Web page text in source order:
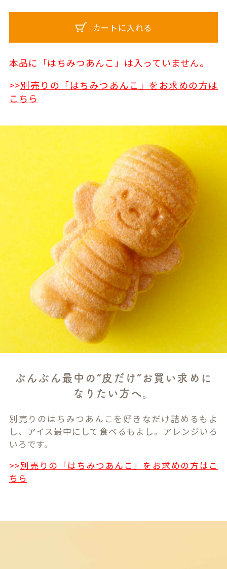
カートに入れる
本品に「はちみつあんこ」は入っていません。
>>別売りの「はちみつあんこ」をお求めの方は
こちら
ぶんぶん最中の“皮だけ”お買い求めに
なりたい方へ。
別売りのはちみつあんこを好きなだけ詰めるもよ
し、アイス最中にして食べるもよし。アレンジいろ
いろです。
>>別売りの「はちみつあんこ」をお求めの方はこ
ちら